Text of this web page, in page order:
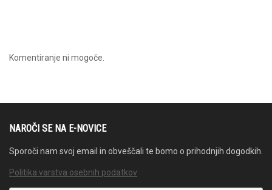
Komentiranje ni mogoče.
NAROČI SE NA E-NOVICE
Sporoči nam svoj email in obveščali te bomo o prihodnjih dogodkih.
Politika varstva osebnih podatkov